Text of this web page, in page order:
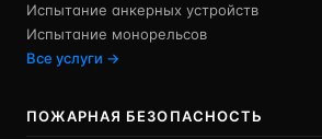
Испытание анкерных устройств
Испытание монорельсов
Все услуги →
ПОЖАРНАЯ БЕЗОПАСНОСТЬ